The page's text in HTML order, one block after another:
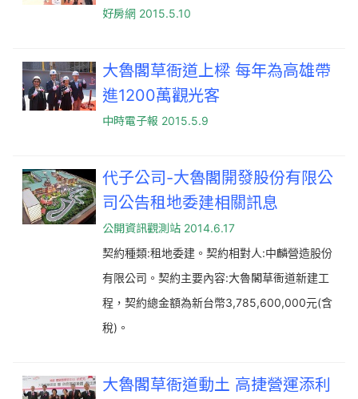
好房網 2015.5.10
大魯閣草衙道上樑 每年為高雄帶
進1200萬觀光客
中時電子報 2015.5.9
代子公司-大魯閣開發股份有限公
司公告租地委建相關訊息
公開資訊觀測站 2014.6.17
契約種類:租地委建。契約相對人:中麟營造股份
有限公司。契約主要內容:大魯閣草衙道新建工
程，契約總金額為新台幣3,785,600,000元(含
稅)。
大魯閣草衙道動土 高捷營運添利